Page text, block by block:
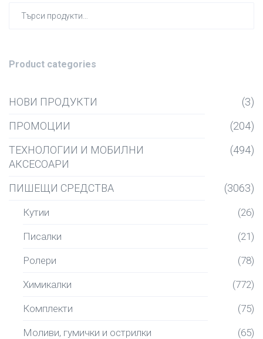
Product categories
НОВИ ПРОДУКТИ
(3)
ПРОМОЦИИ
(204)
ТЕХНОЛОГИИ И МОБИЛНИ
АКСЕСОАРИ
(494)
ПИШЕЩИ СРЕДСТВА (3063)
Кутии (26)
Писалки (21)
Ролери (78)
Химикалки (772)
Комплекти (75)
Моливи, гумички и острилки (65)